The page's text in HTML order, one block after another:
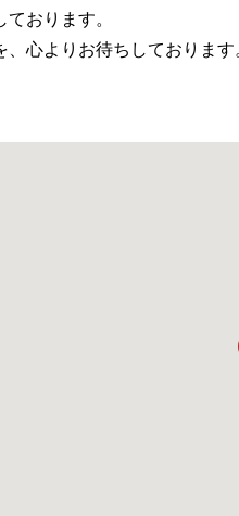
おります。
心よりお待ちしております